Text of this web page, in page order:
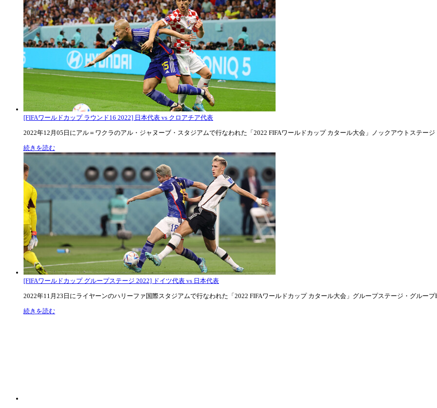
[FIFAワールドカップ ラウンド16 2022] 日本代表 vs クロアチア代表
2022年12月05日にアル＝ワクラのアル・ジャヌーブ・スタジアムで行なわれた「2022 FIFAワールドカップ カタール大会」ノックアウトステージ
続きを読む
[FIFAワールドカップ グループステージ 2022] ドイツ代表 vs 日本代表
2022年11月23日にライヤーンのハリーファ国際スタジアムで行なわれた「2022 FIFAワールドカップ カタール大会」グループステージ・グループ
続きを読む